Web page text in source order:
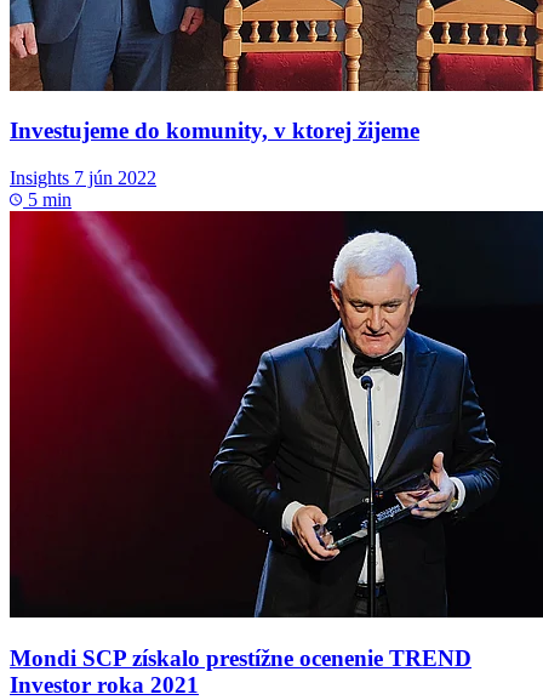
Investujeme do komunity, v ktorej žijeme
Insights 7 jún 2022
5 min
Mondi SCP získalo prestížne ocenenie TREND
Investor roka 2021